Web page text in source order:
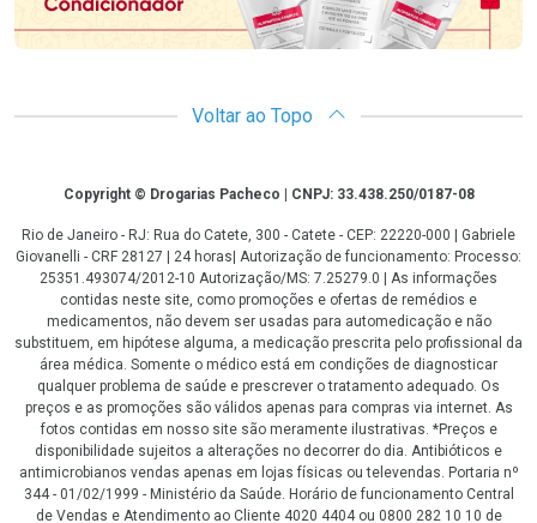
Voltar ao Topo
CopyrightCopyright © Drogarias Pacheco | CNPJ: 33.438.250/0187-08
Rio de Janeiro - RJ: Rua do Catete, 300 - Catete - CEP: 22220-000 | Gabriele
Giovanelli - CRF 28127 | 24 horas| Autorização de funcionamento: Processo:
25351.493074/2012-10 Autorização/MS: 7.25279.0 | As informações
contidas neste site, como promoções e ofertas de remédios e
medicamentos, não devem ser usadas para automedicação e não
substituem, em hipótese alguma, a medicação prescrita pelo profissional da
área médica. Somente o médico está em condições de diagnosticar
qualquer problema de saúde e prescrever o tratamento adequado. Os
preços e as promoções são válidos apenas para compras via internet. As
fotos contidas em nosso site são meramente ilustrativas. *Preços e
disponibilidade sujeitos a alterações no decorrer do dia. Antibióticos e
antimicrobianos vendas apenas em lojas físicas ou televendas. Portaria nº
344 - 01/02/1999 - Ministério da Saúde. Horário de funcionamento Central
de Vendas e Atendimento ao Cliente 4020 4404 ou 0800 282 10 10 de